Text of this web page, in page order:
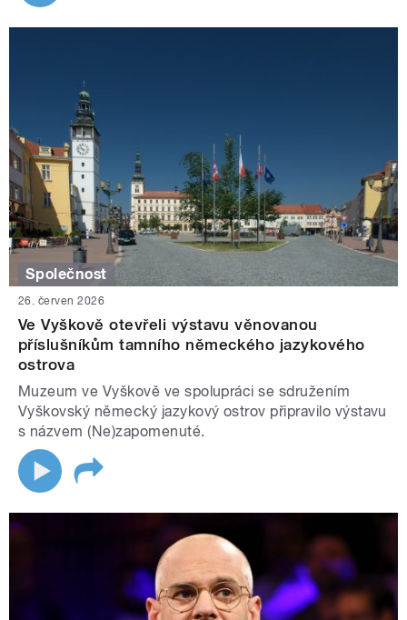
Společnost
26. červen 2026
Ve Vyškově otevřeli výstavu věnovanou
příslušníkům tamního německého jazykového
ostrova
Muzeum ve Vyškově ve spolupráci se sdružením
Vyškovský německý jazykový ostrov připravilo výstavu
s názvem (Ne)zapomenuté.